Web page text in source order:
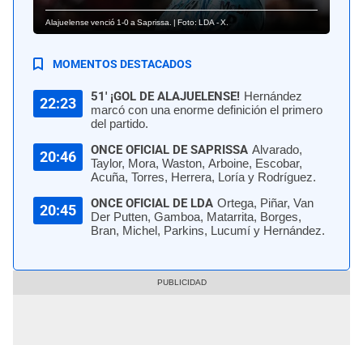
Alajuelense venció 1-0 a Saprissa. | Foto: LDA - X.
MOMENTOS DESTACADOS
22:23 51' ¡GOL DE ALAJUELENSE! Hernández
marcó con una enorme definición el primero
del partido.
20:46 ONCE OFICIAL DE SAPRISSA Alvarado,
Taylor, Mora, Waston, Arboine, Escobar,
Acuña, Torres, Herrera, Loría y Rodríguez.
20:45 ONCE OFICIAL DE LDA Ortega, Piñar, Van
Der Putten, Gamboa, Matarrita, Borges,
Bran, Michel, Parkins, Lucumí y Hernández.